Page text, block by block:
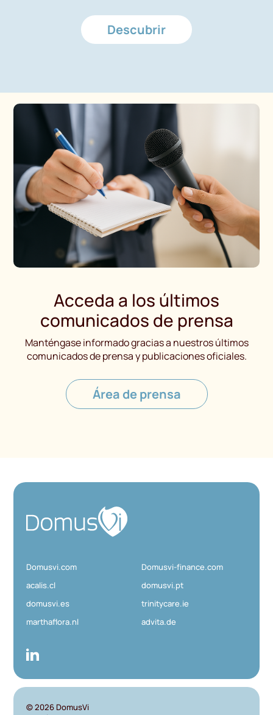
Descubrir
Acceda a los últimos
comunicados de prensa
Manténgase informado gracias a nuestros últimos
comunicados de prensa y publicaciones oficiales.
Área de prensa
Domusvi.com
Domusvi-finance.com
acalis.cl
domusvi.pt
domusvi.es
trinitycare.ie
marthaflora.nl
advita.de
© 2026 DomusVi